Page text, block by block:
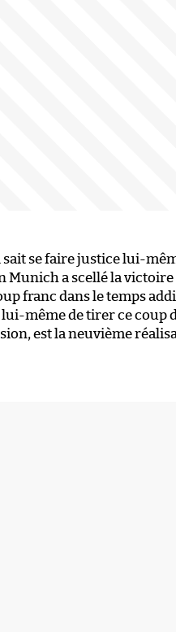
se faire justice lui-
Munich a scellé la
franc dans le temps
lui-même de tirer ce coup
est la neuvième